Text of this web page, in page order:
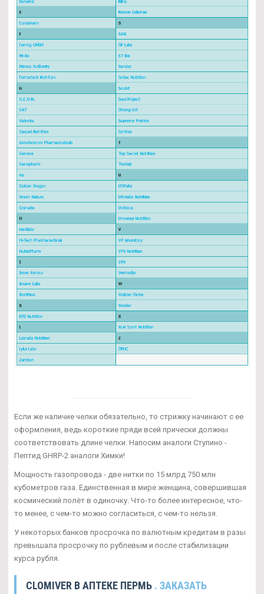
Если же наличие челки обязательно, то стрижку начинают с ее
оформления, ведь короткие пряди всей прически должны
соответствовать длине челки. Напосим аналоги Ступино -
Пептид GHRP-2 аналоги Химки!
Мощность газопровода - две нитки по 15 млрд 750 млн
кубометров газа. Единственная в мире женщина, совершившая
космический полёт в одиночку. Что-то более интересное, что-
то менее, с чем-то можно согласиться, с чем-то нельзя.
У некоторых банков просрочка по валютным кредитам в разы
превышала просрочку по рублевым и после стабилизации
курса рубля.
CLOMIVER В АПТЕКЕ ПЕРМЬ . ЗАКАЗАТЬ